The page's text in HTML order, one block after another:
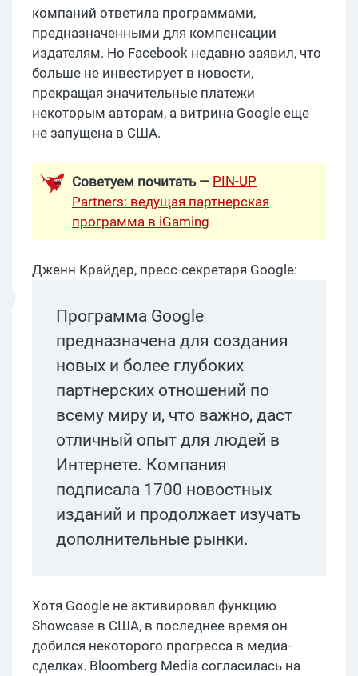
компаний ответила программами,
предназначенными для компенсации
издателям. Но Facebook недавно заявил, что
больше не инвестирует в новости,
прекращая значительные платежи
некоторым авторам, а витрина Google еще
не запущена в США.
Советуем почитать — PIN-UP
Partners: ведущая партнерская
программа в iGaming
Дженн Крайдер, пресс-секретаря Google:
Программа Google
предназначена для создания
новых и более глубоких
партнерских отношений по
всему миру и, что важно, даст
отличный опыт для людей в
Интернете. Компания
подписала 1700 новостных
изданий и продолжает изучать
дополнительные рынки.
Хотя Google не активировал функцию
Showcase в США, в последнее время он
добился некоторого прогресса в медиа-
сделках. Bloomberg Media согласилась на